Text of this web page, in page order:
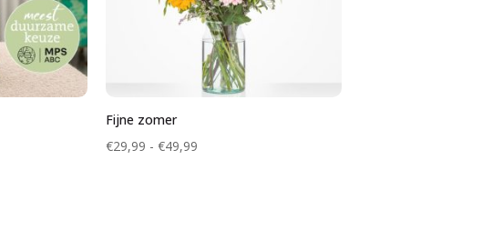
Fijne zomer
€29,99 - €49,99